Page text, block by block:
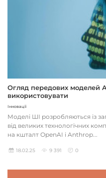
Огляд передових моделей AI
використовувати
Інновації
Моделі ШІ розробляються із
від великих технологічних
на кшталт OpenAI і Anthrop...
18.02.25 9 391 0